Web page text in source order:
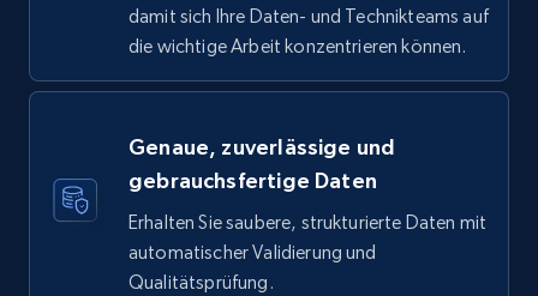
damit sich Ihre Daten- und Technikteams auf
die wichtige Arbeit konzentrieren können.
Genaue, zuverlässige und
gebrauchsfertige Daten
Erhalten Sie saubere, strukturierte Daten mit
automatischer Validierung und
Qualitätsprüfung.